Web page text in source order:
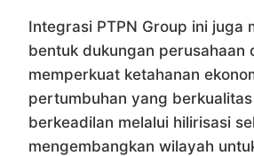
Integrasi PTPN Group ini juga
bentuk dukungan perusahaan
memperkuat ketahanan
pertumbuhan yang
berkeadilan melalui hilirisasi
mengembangkan wilayah